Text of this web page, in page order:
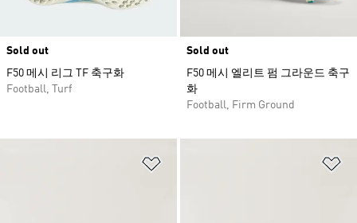
Sold out
F50 메시 리그 TF 축구화
Football, Turf
Sold out
F50 메시 엘리트 펌 그라운드 축구
화
Football, Firm Ground